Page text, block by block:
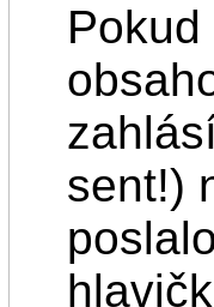
sent!)